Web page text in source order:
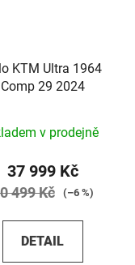
KTM Ultra 1964
Comp 29 2024
v prodejně
37 999 Kč
499 Kč (–6 %)
DETAIL